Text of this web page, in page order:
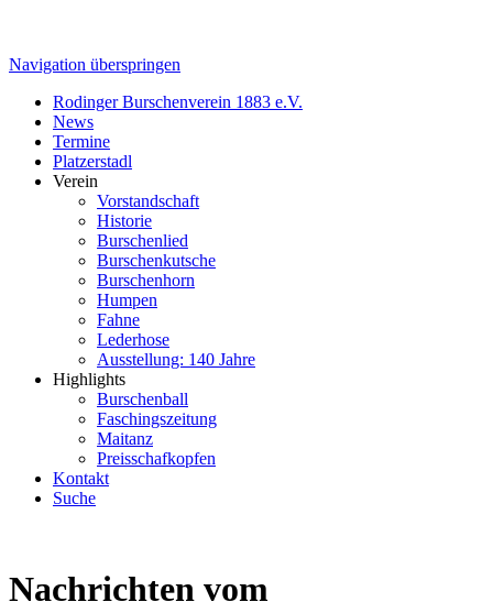
Navigation überspringen
Rodinger Burschenverein 1883 e.V.
News
Termine
Platzerstadl
Verein
Vorstandschaft
Historie
Burschenlied
Burschenkutsche
Burschenhorn
Humpen
Fahne
Lederhose
Ausstellung: 140 Jahre
Highlights
Burschenball
Faschingszeitung
Maitanz
Preisschafkopfen
Kontakt
Suche
Nachrichten vom